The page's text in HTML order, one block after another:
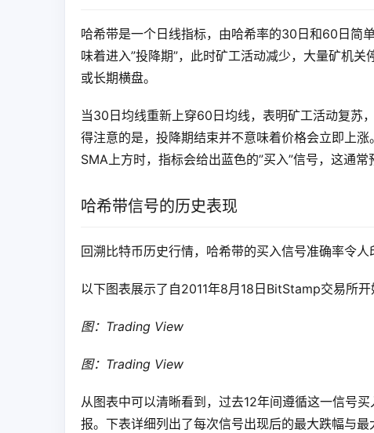
哈希带是一个日线指标，由哈希率的30日和60日简
味着进入”投降期”，此时矿工活动减少，大量矿机
或长期横盘。
当30日均线重新上穿60日均线，表明矿工活动复苏
得注意的是，投降期结束并不意味着价格会立即上
SMA上方时，指标会给出蓝色的”买入”信号，这通常
哈希带信号的历史表现
回溯比特币历史行情，哈希带的买入信号准确率令
以下图表展示了自2011年8月18日BitStamp交易所
图：Trading View
图：Trading View
从图表中可以清晰看到，过去12年间遵循这一信号
报。下表详细列出了每次信号出现后的最大跌幅与